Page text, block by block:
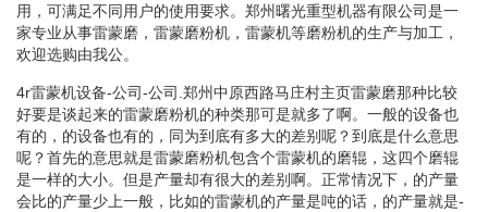
用，可满足不同用户的使用要求。郑州曙光重型机器有限公司是一
家专业从事雷蒙磨，雷蒙磨粉机，雷蒙机等磨粉机的生产与加工，
欢迎选购由我公。
4r雷蒙机设备-公司-公司.郑州中原西路马庄村主页雷蒙磨那种比较
好要是谈起来的雷蒙磨粉机的种类那可是就多了啊。一般的设备也
有的，的设备也有的，同为到底有多大的差别呢？到底是什么意思
呢？首先的意思就是雷蒙磨粉机包含个雷蒙机的磨辊，这四个磨辊
是一样的大小。但是产量却有很大的差别啊。正常情况下，的产量
会比的产量少上一般，比如的雷蒙机的产量是吨的话，的产量就是-